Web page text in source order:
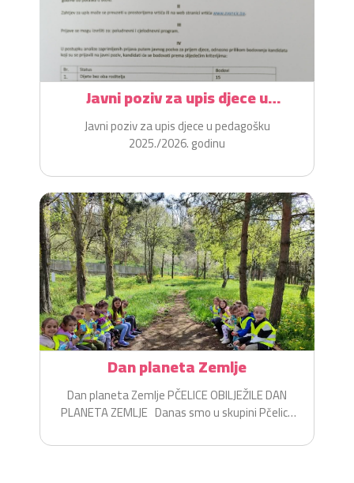
Javni poziv za upis djece u
pedagošku 2025./2026. godinu
Javni poziv za upis djece u pedagošku
2025./2026. godinu
Dan planeta Zemlje
Dan planeta Zemlje PČELICE OBILJEŽILE DAN
PLANETA ZEMLJE Danas smo u skupini Pčelice